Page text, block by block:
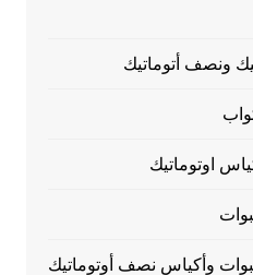
ونصف أتوماتيك
اوتوماتيك
وأكياس نصف أوتوماتيك